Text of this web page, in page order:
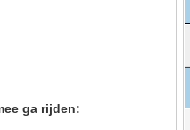
ga rijden: